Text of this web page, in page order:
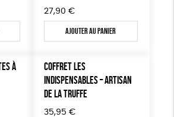
27,90 €
Ajouter au panier
À
COFFRET LES
INDISPENSABLES – ARTISAN
DE LA TRUFFE
35,95 €